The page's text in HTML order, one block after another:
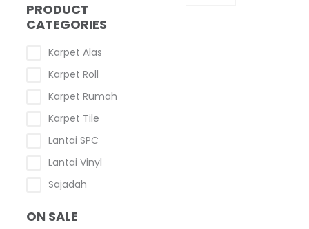
PRODUCT
CATEGORIES
Karpet Alas
Karpet Roll
Karpet Rumah
Karpet Tile
Lantai SPC
Lantai Vinyl
Sajadah
ON SALE